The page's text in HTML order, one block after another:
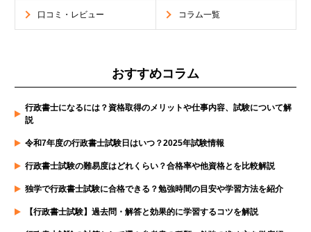
口コミ・レビュー コラム一覧
おすすめコラム
行政書士になるには？資格取得のメリットや仕事内容、試験について解
説
令和7年度の行政書士試験日はいつ？2025年試験情報
行政書士試験の難易度はどれくらい？合格率や他資格とを比較解説
独学で行政書士試験に合格できる？勉強時間の目安や学習方法を紹介
【行政書士試験】過去問・解答と効果的に学習するコツを解説